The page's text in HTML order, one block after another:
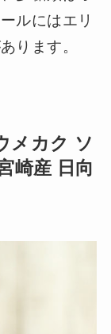
ルにはエリ
ります。
メカク ソ
崎産 日向